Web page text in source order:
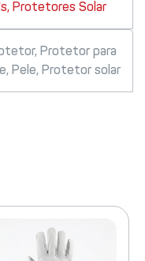
, Protetores Solar
, Protetor para
, Pele, Protetor solar